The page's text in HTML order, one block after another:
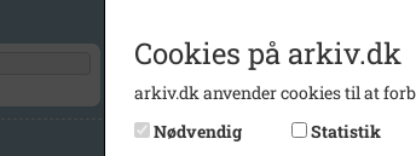
Cookies på arkiv.dk
arkiv.dk anvender cookies til at
Nødvendig
Statistik